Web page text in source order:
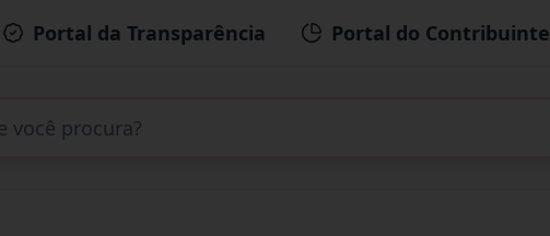
Portal da Transparência Portal do Contribuinte